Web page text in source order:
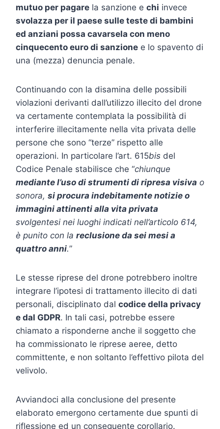
mutuo per pagare la sanzione e chi invece
svolazza per il paese sulle teste di bambini
ed anziani possa cavarsela con meno
cinquecento euro di sanzione e lo spavento di
una (mezza) denuncia penale.
Continuando con la disamina delle possibili
violazioni derivanti dall’utilizzo illecito del drone
va certamente contemplata la possibilità di
interferire illecitamente nella vita privata delle
persone che sono “terze” rispetto alle
operazioni. In particolare l’art. 615bis del
Codice Penale stabilisce che “chiunque
mediante l’uso di strumenti di ripresa visiva o
sonora, si procura indebitamente notizie o
immagini attinenti alla vita privata
svolgentesi nei luoghi indicati nell’articolo 614,
è punito con la reclusione da sei mesi a
quattro anni.”
Le stesse riprese del drone potrebbero inoltre
integrare l’ipotesi di trattamento illecito di dati
personali, disciplinato dal codice della privacy
e dal GDPR. In tali casi, potrebbe essere
chiamato a risponderne anche il soggetto che
ha commissionato le riprese aeree, detto
committente, e non soltanto l’effettivo pilota del
velivolo.
Avviandoci alla conclusione del presente
elaborato emergono certamente due spunti di
riflessione ed un conseguente corollario.